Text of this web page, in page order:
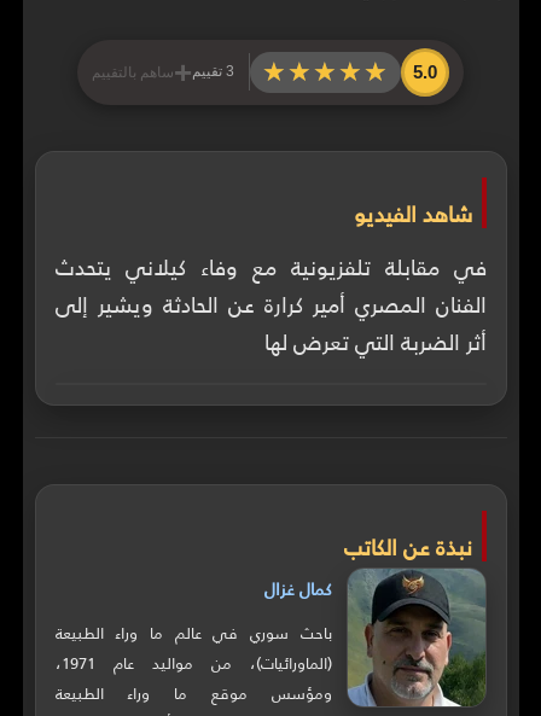
5.0
★★★★★
★★★★★ 3 تقييم +ساهم بالتقييم
شاهد الفيديو
في مقابلة تلفزيونية مع وفاء كيلاني يتحدث
الفنان المصري أمير كرارة عن الحادثة ويشير إلى
أثر الضربة التي تعرض لها
نبذة عن الكاتب
كمال غزال
باحث سوري في عالم ما وراء الطبيعة
(الماورائيات)، من مواليد عام 1971،
ومؤسس موقع ما وراء الطبيعة